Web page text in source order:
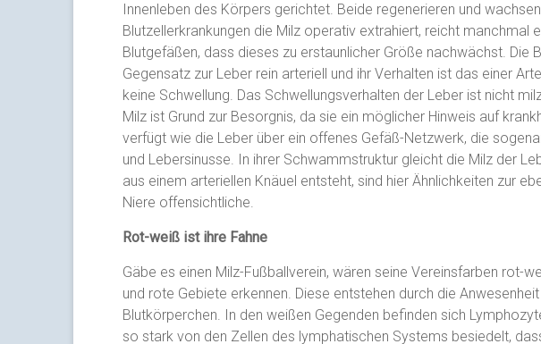
Innenleben des Körpers gerichtet. Beide regenerieren und
Blutzellerkrankungen die Milz operativ extrahiert, reicht manchmal
Blutgefäßen, dass dieses zu erstaunlicher Größe nachwächst. Die
Gegensatz zur Leber rein arteriell und ihr Verhalten ist das einer
keine Schwellung. Das Schwellungsverhalten der Leber ist nicht
Milz ist Grund zur Besorgnis, da sie ein möglicher Hinweis auf
verfügt wie die Leber über ein offenes Gefäß-Netzwerk, die
und Lebersinusse. In ihrer Schwammstruktur gleicht die Milz der
aus einem arteriellen Knäuel entsteht, sind hier Ähnlichkeiten zur
Niere offensichtliche.
Rot-weiß ist ihre Fahne
Gäbe es einen Milz-Fußballverein, wären seine Vereinsfarben rot-
und rote Gebiete erkennen. Diese entstehen durch die
Blutkörperchen. In den weißen Gegenden befinden sich
so stark von den Zellen des lymphatischen Systems besiedelt,